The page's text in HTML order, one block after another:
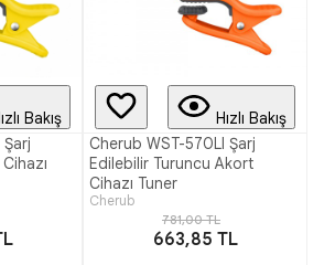
Bakış
Hızlı Bakış
Cherub WST-570LI Şarj
Edilebilir Turuncu Akort
Cihazı Tuner
Cherub
781,00 TL
663,85 TL